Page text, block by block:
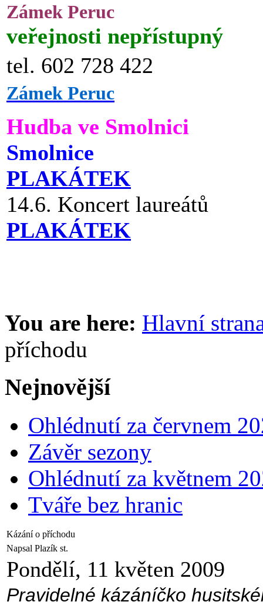
Zámek Peruc
veřejnosti nepřístupný
tel. 602 728 422
Zámek Peruc
Hudba ve Smolnici
Smolnice
PLAKÁTEK
14.6. Koncert laureátů
PLAKÁTEK
You are here: Hlavní
příchodu
Nejnovější
Ohlédnutí za červnem
Závěr sezony
Ohlédnutí za květnem
Tváře bez hranic
Kázání o příchodu
Napsal Plazík st.
Pondělí, 11 květen 2009
Pravidelné kázáníčko